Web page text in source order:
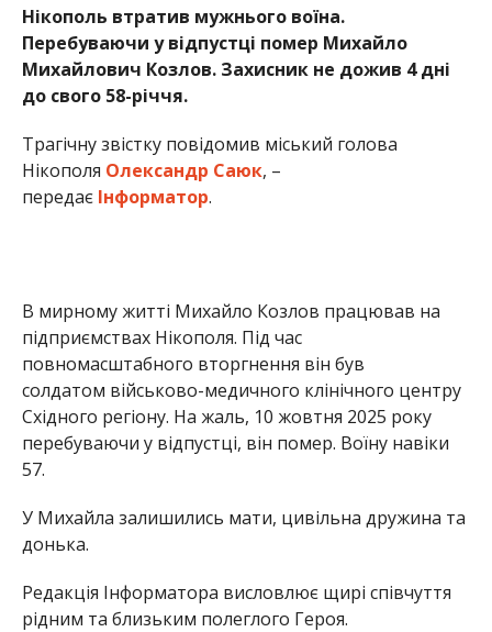
Нікополь втратив мужнього воїна.
Перебуваючи у відпустці помер Михайло
Михайлович Козлов. Захисник не дожив 4 дні
до свого 58-річчя.
Трагічну звістку повідомив міський голова
Нікополя Олександр Саюк, –
передає Інформатор.
В мирному житті Михайло Козлов працював на
підприємствах Нікополя. Під час
повномасштабного вторгнення він був
солдатом військово-медичного клінічного центру
Східного регіону. На жаль, 10 жовтня 2025 року
перебуваючи у відпустці, він помер. Воїну навіки
57.
У Михайла залишились мати, цивільна дружина та
донька.
Редакція Інформатора висловлює щирі співчуття
рідним та близьким полеглого Героя.